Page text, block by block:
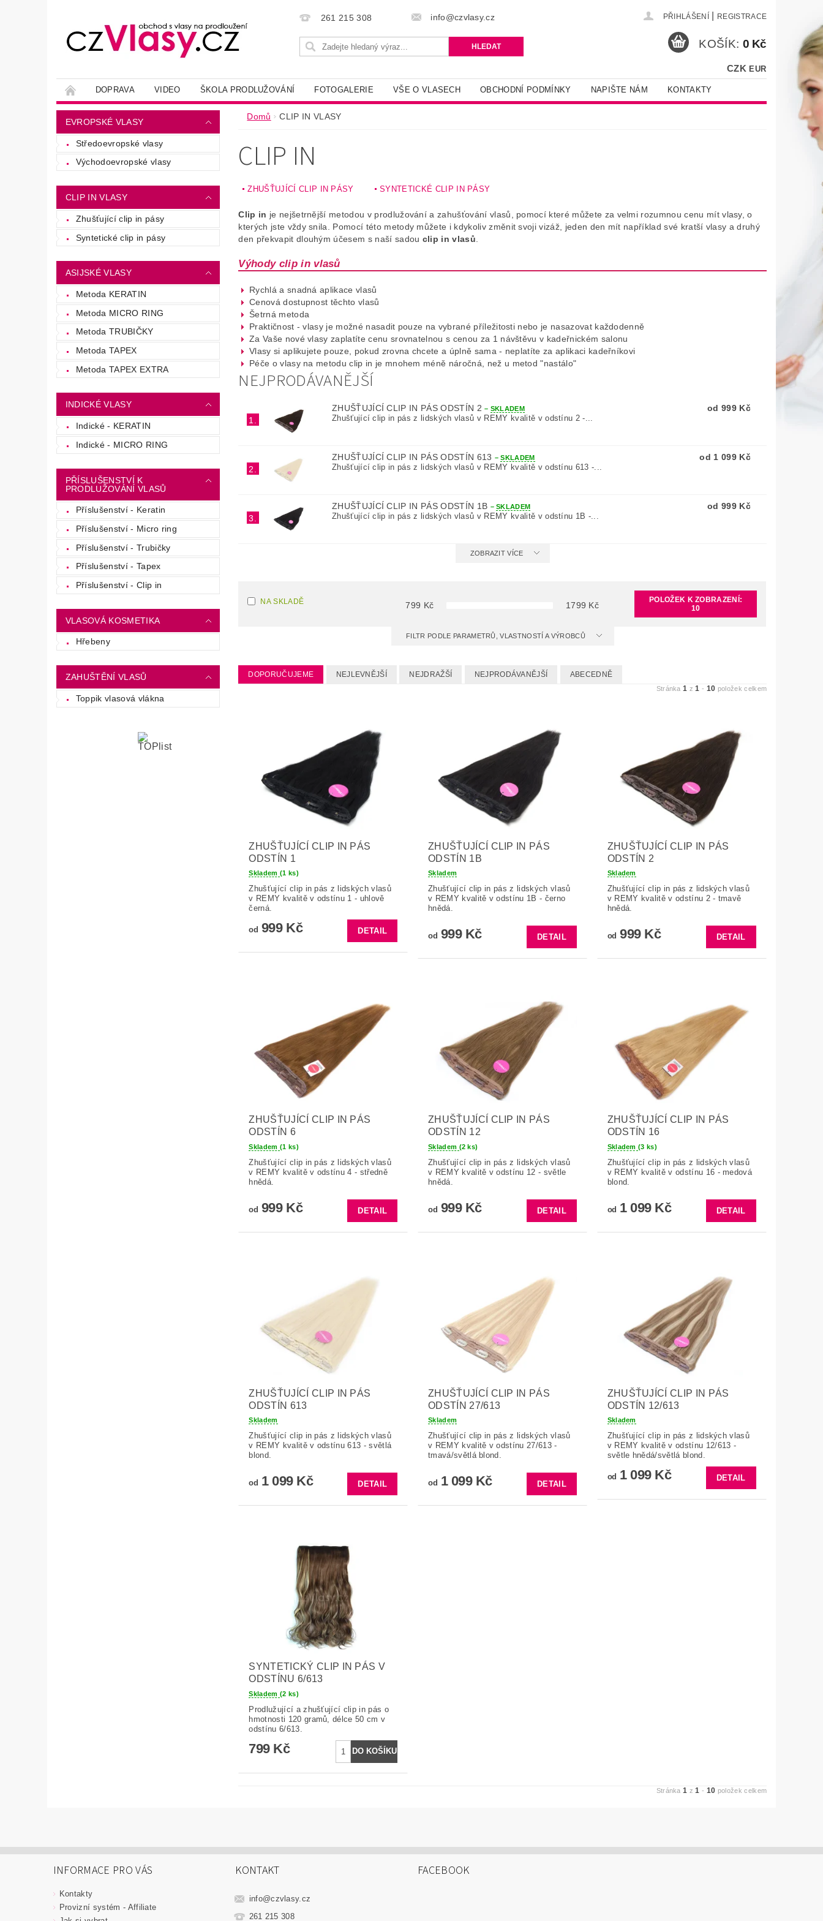
261 215 308 info@czvlasy.cz PŘIHLÁŠENÍ REGISTRACE
CZK EUR
KOŠÍK: 0 Kč
DOPRAVA VIDEO ŠKOLA PRODLUŽOVÁNÍ FOTOGALERIE VŠE O VLASECH OBCHODNÍ PODMÍNKY NAPIŠTE NÁM KONTAKTY
EVROPSKÉ VLASY
Středoevropské vlasy
Východoevropské vlasy
CLIP IN VLASY
Zhušťující clip in pásy
Syntetické clip in pásy
ASIJSKÉ VLASY
Metoda KERATIN
Metoda MICRO RING
Metoda TRUBIČKY
Metoda TAPEX
Metoda TAPEX EXTRA
INDICKÉ VLASY
Indické - KERATIN
Indické - MICRO RING
PŘÍSLUŠENSTVÍ K
PRODLUŽOVÁNÍ VLASŮ
Příslušenství - Keratin
Příslušenství - Micro ring
Příslušenství - Trubičky
Příslušenství - Tapex
Příslušenství - Clip in
VLASOVÁ KOSMETIKA
Hřebeny
ZAHUŠTĚNÍ VLASŮ
Toppik vlasová vlákna
Domů CLIP IN VLASY
CLIP IN
ZHUŠŤUJÍCÍ CLIP IN PÁSY SYNTETICKÉ CLIP IN PÁSY
Clip in je nejšetrnější metodou v prodlužování a zahušťování vlasů, pomocí které můžete za velmi rozumnou cenu mít vlasy, o
kterých jste vždy snila. Pomocí této metody můžete i kdykoliv změnit svoji vizáž, jeden den mít například své kratší vlasy a druhý
den překvapit dlouhým účesem s naší sadou clip in vlasů
Výhody clip in vlasů
Rychlá a snadná aplikace vlasů
Cenová dostupnost těchto vlasů
Šetrná metoda
Praktičnost - vlasy je možné nasadit pouze na vybrané příležitosti nebo je nasazovat každodenně
Za Vaše nové vlasy zaplatíte cenu srovnatelnou s cenou za 1 návštěvu v kadeřnickém salonu
Vlasy si aplikujete pouze, pokud zrovna chcete a úplně sama - neplatíte za aplikaci kadeřníkovi
Péče o vlasy na metodu clip in je mnohem méně náročná, než u metod "nastálo"
NEJPRODÁVANĚJŠÍ
1.
ZHUŠŤUJÍCÍ CLIP IN PÁS ODSTÍN 2– SKLADEM
Zhušťující clip in pás z lidských vlasů v REMY kvalitě v odstínu 2 -...
od 999 Kč
2.
ZHUŠŤUJÍCÍ CLIP IN PÁS ODSTÍN 613 –SKLADEM
Zhušťující clip in pás z lidských vlasů v REMY kvalitě v odstínu 613 -...
od 1 099 Kč
3.
ZHUŠŤUJÍCÍ CLIP IN PÁS ODSTÍN 1B –SKLADEM
Zhušťující clip in pás z lidských vlasů v REMY kvalitě v odstínu 1B -...
od 999 Kč
ZOBRAZIT VÍCE
NA SKLADĚ 799 Kč 1799 Kč
POLOŽEK K ZOBRAZENÍ:
10
FILTR PODLE PARAMETRŮ, VLASTNOSTÍ A VÝROBCŮ
DOPORUČUJEME NEJLEVNĚJŠÍ NEJDRAŽŠÍ NEJPRODÁVANĚJŠÍ ABECEDNĚ
Stránka1 z1 - 10 položek celkem
ZHUŠŤUJÍCÍ CLIP IN PÁS
ODSTÍN 1
Skladem (1 ks)
Zhušťující clip in pás z lidských vlasů
v REMY kvalitě v odstínu 1 - uhlově
černá.
od 999 Kč DETAIL
ZHUŠŤUJÍCÍ CLIP IN PÁS
ODSTÍN 1B
Skladem
Zhušťující clip in pás z lidských vlasů
v REMY kvalitě v odstínu 1B - černo
hnědá.
od 999 Kč DETAIL
ZHUŠŤUJÍCÍ CLIP IN PÁS
ODSTÍN 2
Skladem
Zhušťující clip in pás z lidských vlasů
v REMY kvalitě v odstínu 2 - tmavě
hnědá.
od 999 Kč DETAIL
ZHUŠŤUJÍCÍ CLIP IN PÁS
ODSTÍN 6
Skladem (1 ks)
Zhušťující clip in pás z lidských vlasů
v REMY kvalitě v odstínu 4 - středně
hnědá.
od 999 Kč DETAIL
ZHUŠŤUJÍCÍ CLIP IN PÁS
ODSTÍN 12
Skladem (2 ks)
Zhušťující clip in pás z lidských vlasů
v REMY kvalitě v odstínu 12 - světle
hnědá.
od 999 Kč DETAIL
ZHUŠŤUJÍCÍ CLIP IN PÁS
ODSTÍN 16
Skladem(3 ks)
Zhušťující clip in pás z lidských vlasů
v REMY kvalitě v odstínu 16 - medová
blond.
od 1 099 Kč DETAIL
ZHUŠŤUJÍCÍ CLIP IN PÁS
ODSTÍN 613
Skladem
Zhušťující clip in pás z lidských vlasů
v REMY kvalitě v odstínu 613 - světlá
blond.
od 1 099 Kč DETAIL
ZHUŠŤUJÍCÍ CLIP IN PÁS
ODSTÍN 27/613
Skladem
Zhušťující clip in pás z lidských vlasů
v REMY kvalitě v odstínu 27/613 -
tmavá/světlá blond.
od 1 099 Kč DETAIL
ZHUŠŤUJÍCÍ CLIP IN PÁS
ODSTÍN 12/613
Skladem
Zhušťující clip in pás z lidských vlasů
v REMY kvalitě v odstínu 12/613 -
světle hnědá/světlá blond.
od 1 099 Kč DETAIL
SYNTETICKÝ CLIP IN PÁS V
ODSTÍNU 6/613
Skladem (2 ks)
Prodlužující a zhušťující clip in pás o
hmotnosti 120 gramů, délce 50 cm v
odstínu 6/613.
799 Kč
Stránka1 z1 - 10 položek celkem
INFORMACE PRO VÁS
Kontakty
Provizní systém - Affiliate
KONTAKT
info@czvlasy.cz
261 215 308
FACEBOOK